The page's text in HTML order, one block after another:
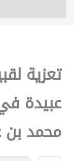
اتصل بنا
تعزية
عبيدة
محمد